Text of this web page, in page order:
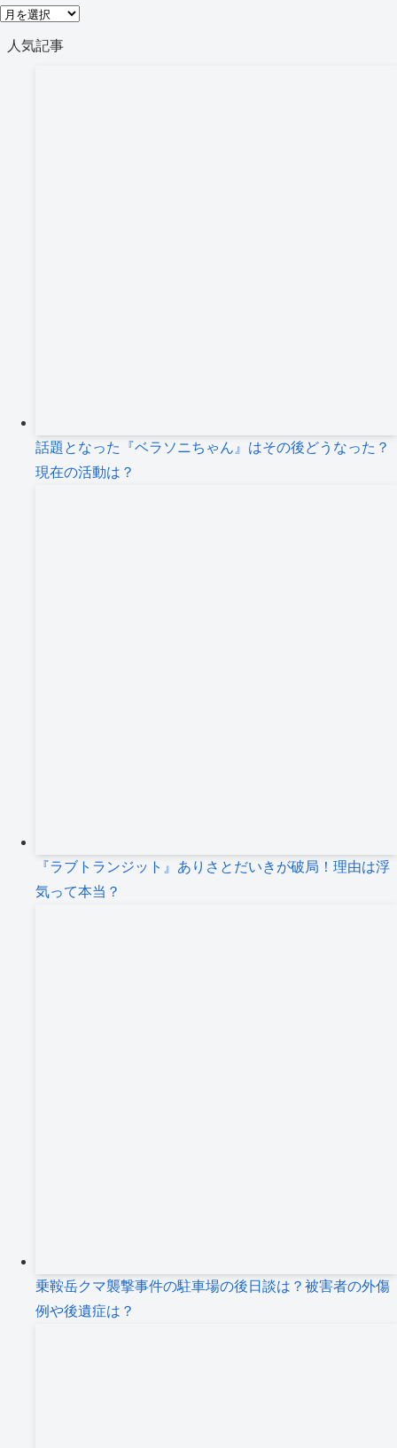
リ
ー
ア
人気記事
話題となった『ベラソニちゃん』はその後どうなった？
現在の活動は？
『ラブトランジット』ありさとだいきが破局！理由は浮
気って本当？
乗鞍岳クマ襲撃事件の駐車場の後日談は？被害者の外傷
例や後遺症は？